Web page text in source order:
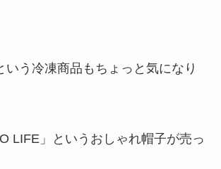
いう冷凍商品もちょっと気になり
LIFE」というおしゃれ帽子が売っ